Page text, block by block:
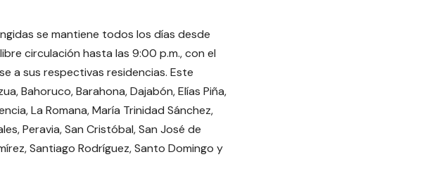
se mantiene todos los días desde
circulación hasta las 9:00 p.m., con el
a sus respectivas residencias. Este
Bahoruco, Barahona, Dajabón, Elías Piña,
La Romana, María Trinidad Sánchez,
Peravia, San Cristóbal, San José de
Santiago Rodríguez, Santo Domingo y